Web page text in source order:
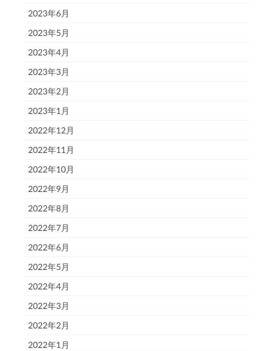
2023年6月
2023年5月
2023年4月
2023年3月
2023年2月
2023年1月
2022年12月
2022年11月
2022年10月
2022年9月
2022年8月
2022年7月
2022年6月
2022年5月
2022年4月
2022年3月
2022年2月
2022年1月